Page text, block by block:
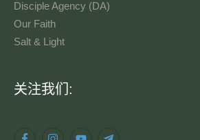
Disciple Agency (DA)
Our Faith
Salt & Light
关注我们:
语